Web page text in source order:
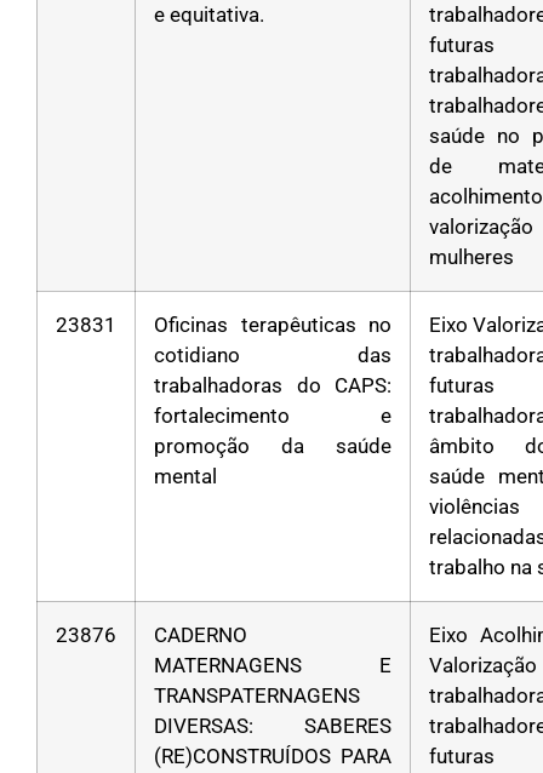
e equitativa.
futuras
saúde no
de
mulheres
23831
Oficinas terapêuticas no
cotidiano das
trabalhadoras do CAPS:
fortalecimento e
promoção da saúde
mental
Eixo
futuras
âmbito
saúde
violências
trabalho na
23876
CADERNO
MATERNAGENS E
TRANSPATERNAGENS
DIVERSAS: SABERES
(RE)CONSTRUÍDOS PARA
Eixo
futuras